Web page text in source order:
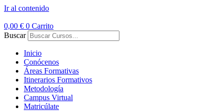
Ir al contenido
0,00 € 0 Carrito
Buscar
Inicio
Conócenos
Áreas Formativas
Itinerarios Formativos
Metodología
Campus Virtual
Matricúlate